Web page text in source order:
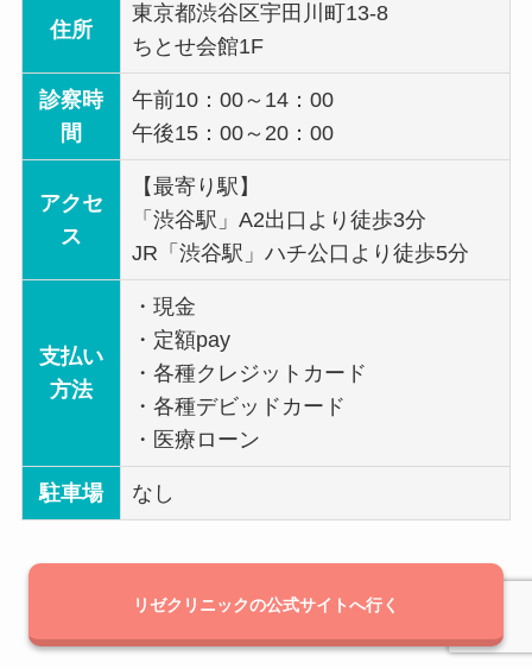
住所
東京都渋谷区宇田川町13-8
ちとせ会館1F
診察時
間
午前10：00～14：00
午後15：00～20：00
アクセ
ス
【最寄り駅】
「渋谷駅」A2出口より徒歩3分
JR「渋谷駅」ハチ公口より徒歩5分
支払い
方法
・現金
・定額pay
・各種クレジットカード
・各種デビッドカード
・医療ローン
駐車場 なし
リゼクリニックの公式サイトへ行く